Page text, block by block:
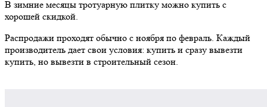
В зимние месяцы тротуарную плитку можно купить с
хорошей скидкой.
Распродажи проходят обычно с ноября по февраль. Каждый
производитель дает свои условия: купить и сразу вывезти
купить, но вывезти в строительный сезон.